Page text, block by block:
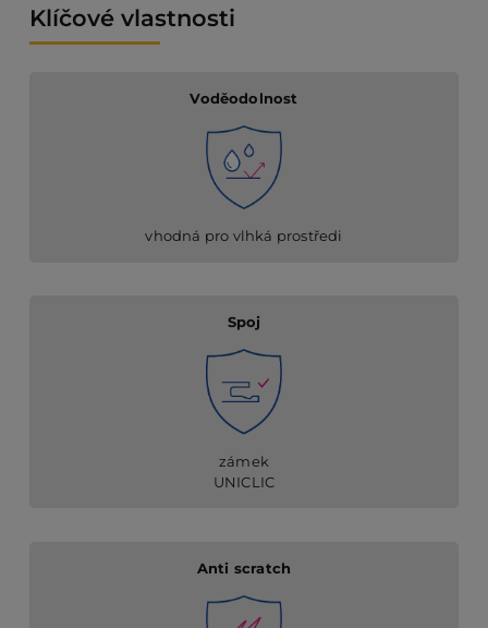
Klíčové vlastnosti
Voděodolnost
vhodná pro vlhká prostředi
Spoj
zámek
UNICLIC
Anti scratch